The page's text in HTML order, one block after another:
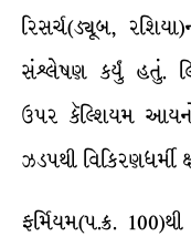
રિસર્ચ(ડ્યૂબ,
સંશ્લેષણ કર્યું હતું.
ઉપર કૅલ્શિયમ
ઝડપથી વિકિરણધર્મી
ફર્મિયમ(પ.ક્ર.